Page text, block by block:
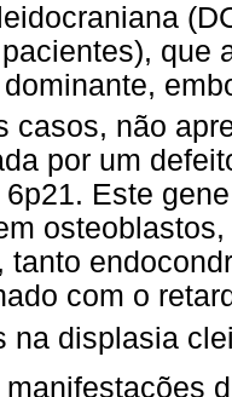
que
casos, não
por um
Este
tanto
com o
na displasia